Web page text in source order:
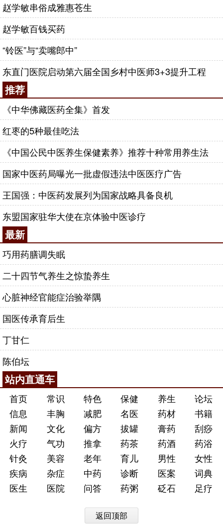
赵学敏串俗成雅惠苍生
赵学敏百钱买药
“铃医”与“卖嘴郎中”
东直门医院启动第六届全国乡村中医师3+3提升工程
推荐
《中华佛藏医药全集》首发
红枣的5种最佳吃法
《中国公民中医养生保健素养》推荐十种常用养生法
国家中医药局曝光一批虚假违法中医医疗广告
王国强：中医药发展列为国家战略具备良机
东盟国家驻华大使在京体验中医诊疗
最新
巧用药膳调失眠
二十四节气养生之惊蛰养生
心脏神经官能症治验举隅
国医传承育后生
丁甘仁
陈伯坛
站内直通车
首页 常识 特色 保健 养生
论坛
信息
丰胸 减肥 名医 药材
书籍
新闻
文化 偏方 拔罐 膏药
刮痧
火疗
气功 推拿 药茶 药酒
药浴
针灸
美容 老年 育儿 男性
女性
疾病
杂症 中药 诊断 医案
词典
医生
医院 问答 药粥 砭石 足疗
返回顶部